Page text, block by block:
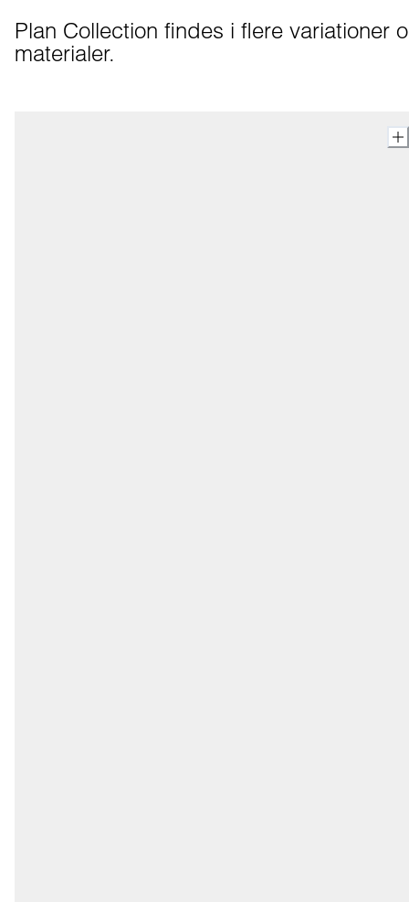
Plan Collection findes i flere variationer
materialer.